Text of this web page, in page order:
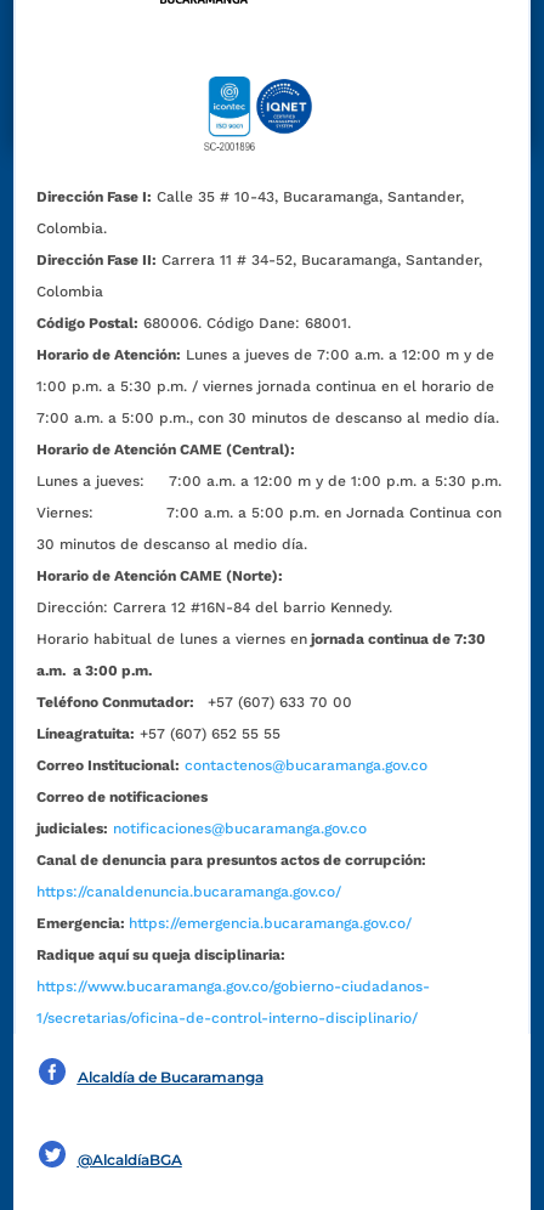
Dirección Fase I: Calle 35 # 10-43, Bucaramanga, Santander,
Colombia.
Dirección Fase II: Carrera 11 # 34-52, Bucaramanga, Santander,
Colombia
Código Postal: 680006. Código Dane: 68001.
Horario de Atención: Lunes a jueves de 7:00 a.m. a 12:00 m y de
1:00 p.m. a 5:30 p.m. / viernes jornada continua en el horario de
7:00 a.m. a 5:00 p.m., con 30 minutos de descanso al medio día.
Horario de Atención CAME (Central):
Lunes a jueves: 7:00 a.m. a 12:00 m y de 1:00 p.m. a 5:30 p.m.
Viernes: 7:00 a.m. a 5:00 p.m. en Jornada Continua con
30 minutos de descanso al medio día.
Horario de Atención CAME (Norte):
Dirección:Carrera 12 #16N-84 del barrio Kennedy.
Horario habitual de lunes a viernes en jornada continua de 7:30
a.m. a 3:00 p.m.
Teléfono Conmutador:
+57 (607) 633 70 00
Líneagratuita: +57 (607) 652 55 55
Correo Institucional: contactenos@bucaramanga.gov.co
Correo de notificaciones
judiciales: notificaciones@bucaramanga.gov.co
Canal de denuncia para presuntos actos de corrupción:
https://canaldenuncia.bucaramanga.gov.co/
Emergencia: https://emergencia.bucaramanga.gov.co/
Radique aquí su queja disciplinaria:
https://www.bucaramanga.gov.co/gobierno-ciudadanos-
1/secretarias/oficina-de-control-interno-disciplinario/
Alcaldía de Bucaramanga
@AlcaldíaBGA